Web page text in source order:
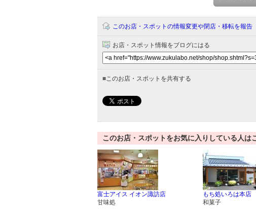
このお店・スポットの情報変更や閉店・移転を報告
お店・スポット情報をブログにはる
■このお店・スポットを共有する
このお店・スポットをお気に入りしている人は
富士アイス イオン諏訪店
甘味処
もち処いろは本店
和菓子